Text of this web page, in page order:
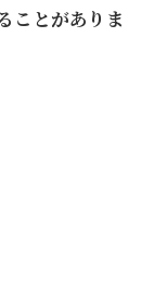
ことがありま